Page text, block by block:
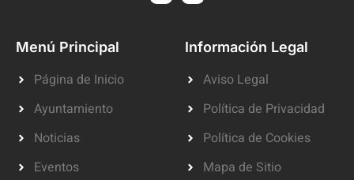
Menú Principal
Página de Inicio
Ayuntamiento
Noticias
Eventos
Información Legal
Aviso Legal
Política de Privacidad
Política de Cookies
Mapa de Sitio